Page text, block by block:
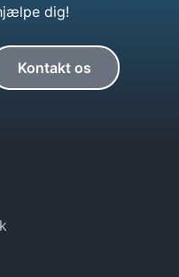
dig!
Kontakt os
© 2026 XPERION. Alle
rettigheder forbeholdes.